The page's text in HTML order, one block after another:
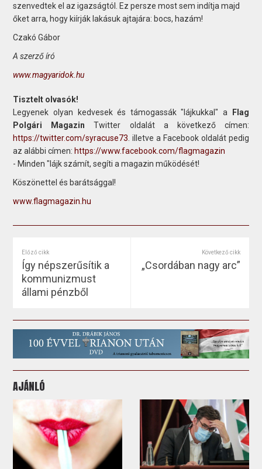
szenvedtek el az igazságtól. Ez persze most sem indítja majd
őket arra, hogy kiírják lakásuk ajtajára: bocs, hazám!
Czakó Gábor
A szerző író
www.magyaridok.hu
Tisztelt olvasók!
Legyenek olyan kedvesek és támogassák "lájkukkal" a
Flag
Polgári Magazin Twitter oldalát a következő címen:
https://twitter.com/syracuse73 . illetve a Facebook oldalát pedig
az alábbi címen: https://www.facebook.com/flagmagazin
- Minden "lájk számít, segíti a magazin működését!
Köszönettel és barátsággal!
www.flagmagazin.hu
Előző cikk
Így népszerűsítik a
kommunizmust
állami pénzből
Következő cikk
„Csordában nagy arc”
AJÁNLÓ